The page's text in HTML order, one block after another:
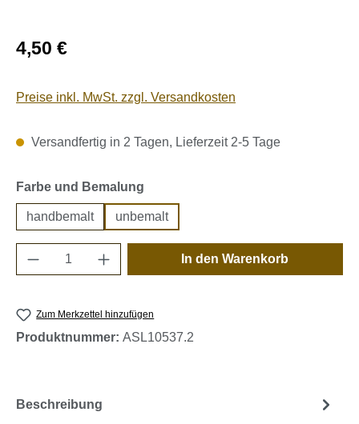
Regulärer Preis:
4,50 €
Preise inkl. MwSt. zzgl. Versandkosten
Versandfertig in 2 Tagen, Lieferzeit 2-5 Tage
Farbe und Bemalung
handbemalt unbemalt
Produkt Anzahl: Gib den gewünschten
In den Warenkorb
Zum Merkzettel hinzufügen
Produktnummer: ASL10537.2
Beschreibung